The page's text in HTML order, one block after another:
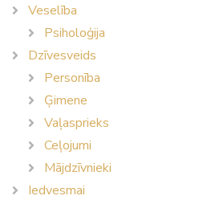
Veselība
Psiholoģija
Dzīvesveids
Personība
Ģimene
Vaļasprieks
Ceļojumi
Mājdzīvnieki
Iedvesmai